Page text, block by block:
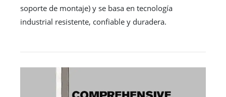
soporte de montaje) y se basa en tecnología
industrial resistente, confiable y duradera.